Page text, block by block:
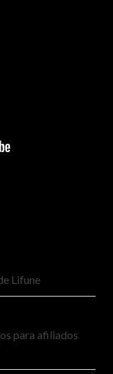
Lifune
para afiliados